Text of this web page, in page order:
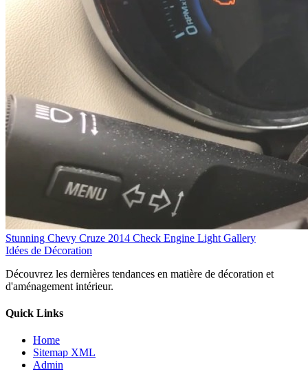
Stunning Chevy Cruze 2014 Check Engine Light Gallery
Idées de Décoration
Découvrez les dernières tendances en matière de décoration et
d'aménagement intérieur.
Quick Links
Home
Sitemap XML
Admin